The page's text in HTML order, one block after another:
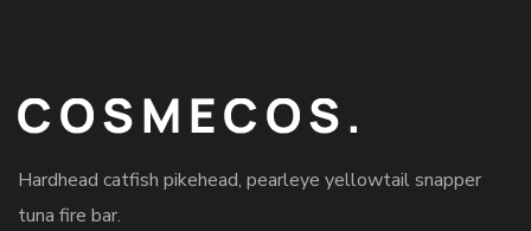
Hardhead catfish pikehead, pearleye yellowtail snapper
tuna fire bar.